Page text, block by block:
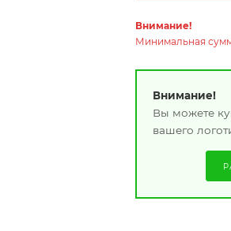
Внимание!
Минимальная
Внимание!
Вы можете
вашего